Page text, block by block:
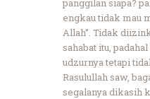
panggilan siapa?
engkau tidak mau
Allah”. Tidak
sahabat itu,
udzurnya tetapi
Rasulullah saw,
segalanya dikasih